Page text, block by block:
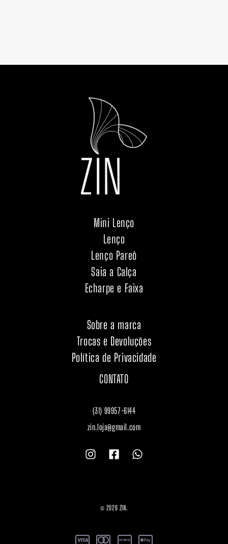
Mini Lenço
Lenço
Lenço Pareô
Saia a Calça
Echarpe e Faixa
Sobre a marca
Trocas e Devoluções
Política de Privacidade
CONTATO
(31) 99957-6144
zin.loja@gmail.com
© 2026 ZIN.